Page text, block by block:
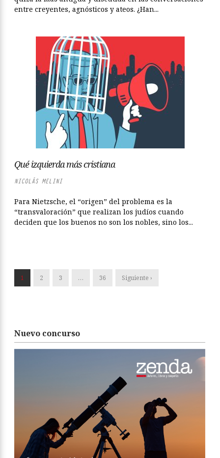
entre creyentes, agnósticos y ateos. ¿Han...
Qué izquierda más cristiana
NICOLÁS MELINI
Para Nietzsche, el “origen” del problema es la
“transvaloración” que realizan los judíos cuando
deciden que los buenos no son los nobles, sino los...
1 2 3 … 36 Siguiente ›
Nuevo concurso